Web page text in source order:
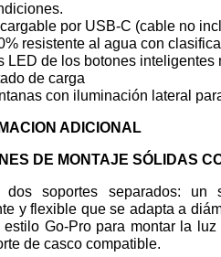
por USB-C (cable no
resistente al agua con
LED de los botones inteligentes
de carga
con iluminación lateral
ADICIONAL
DE MONTAJE SÓLIDAS
dos soportes separados:
y flexible que se adapta a
estilo Go-Pro para montar la
de casco compatible.